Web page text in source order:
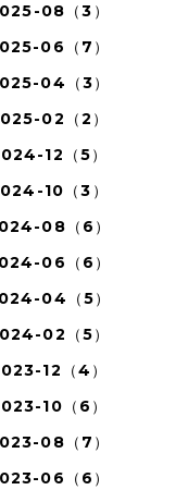
08（3）
06（7）
04（3）
02（2）
12（5）
10（3）
08（6）
06（6）
04（5）
02（5）
12（4）
10（6）
08（7）
06（6）